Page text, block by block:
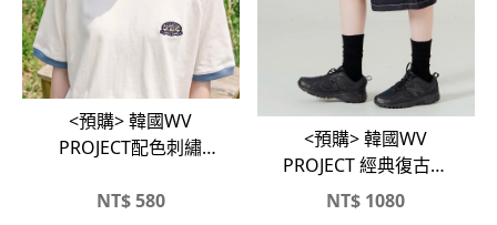
<預購> 韓國WV
PROJECT配色刺繡
NT$580
<預購> 韓國WV
PROJECT 經典復古寬
版牛仔短褲
NT$ 1080